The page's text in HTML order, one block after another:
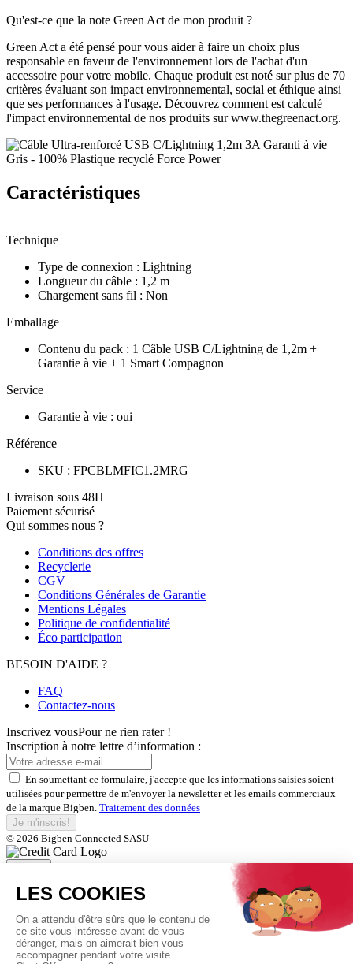
Qu'est-ce que la note Green Act de mon produit ?
Green Act a été pensé pour vous aider à faire un choix plus
responsable en faveur de l'environnement lors de l'achat d'un
accessoire pour votre mobile. Chaque produit est noté sur plus de 70
critères évaluant son impact environnemental, social et éthique ainsi
que ses performances à l'usage. Découvrez comment est calculé
l'impact environnemental de nos produits sur www.thegreenact.org.
Caractéristiques
Technique
Type de connexion : Lightning
Longueur du câble : 1,2 m
Chargement sans fil : Non
Emballage
Contenu du pack : 1 Câble USB C/Lightning de 1,2m +
Garantie à vie + 1 Smart Compagnon
Service
Garantie à vie : oui
Référence
SKU : FPCBLMFIC1.2MRG
Livraison sous 48H
Paiement sécurisé
Qui sommes nous ?
Conditions des offres
Recyclerie
CGV
Conditions Générales de Garantie
Mentions Légales
Politique de confidentialité
Éco participation
BESOIN D'AIDE ?
FAQ
Contactez-nous
Inscrivez vousPour ne rien rater !
Inscription à notre lettre d’information :
En soumettant ce formulaire, j'accepte que les informations saisies soient
utilisées pour permettre de m'envoyer la newsletter et les emails commerciaux
de la marque Bigben. Traitement des données
Je m'inscris!
© 2026 Bigben Connected SASU
Fermer
Inscrivez-vous et bénéficiez de
nos offres exclusives